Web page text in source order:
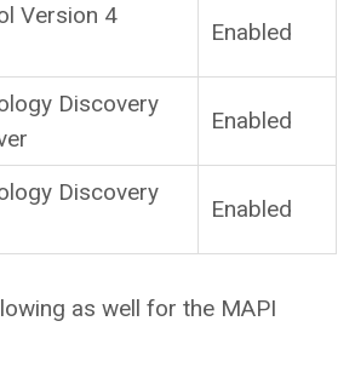
Version 4
Enabled
Discovery
Enabled
Discovery
Enabled
as well for the MAPI